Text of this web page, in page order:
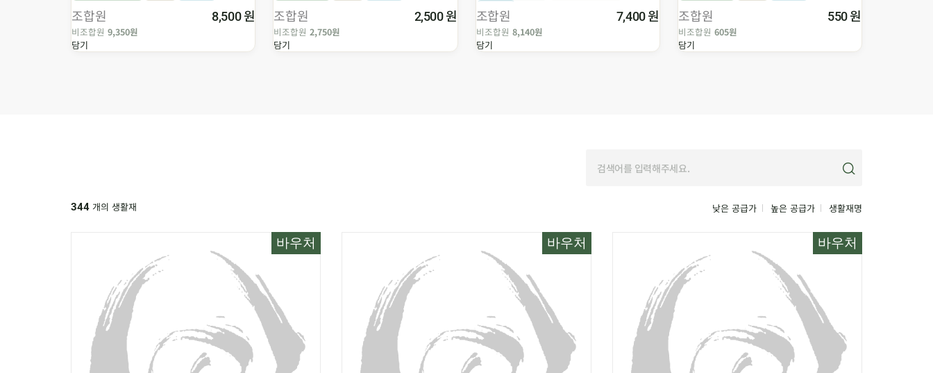
조합원 8,500원
비조합원 9,350원
담기
조합원 2,500원
비조합원2,750원
담기
냉장
조합원 7,400원
비조합원 8,140원
담기
조합원 550원
비조합원 605원
담기
344 개의 생활재 낮은 공급가 높은 공급가 생활재명
바우처 바우처 바우처